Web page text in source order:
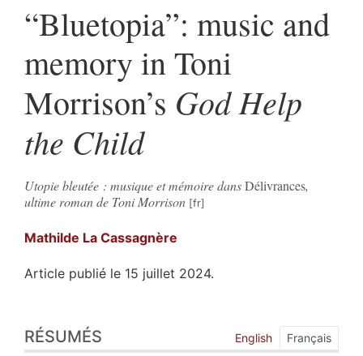
“Bluetopia”: music and
memory in Toni
Morrison’s God Help
the Child
Utopie bleutée : musique et mémoire dansDélivrances,
ultime roman de Toni Morrison
Mathilde La Cassagnère
Article publié le 15 juillet 2024.
Index
RÉSUMÉS English Français